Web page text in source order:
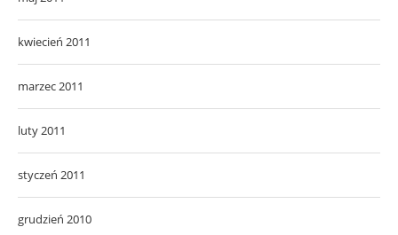
kwiecień 2011
marzec 2011
luty 2011
styczeń 2011
grudzień 2010